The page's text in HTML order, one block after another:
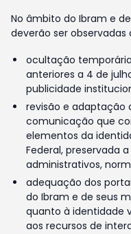
No âmbito do Ibram e
deverão ser observadas
ocultação
anteriores a 4 de
publicidade
revisão e adaptação
comunicação que
elementos da
Federal, preservada
administrativos,
adequação dos
do Ibram e de seus
quanto à identidade
aos recursos de